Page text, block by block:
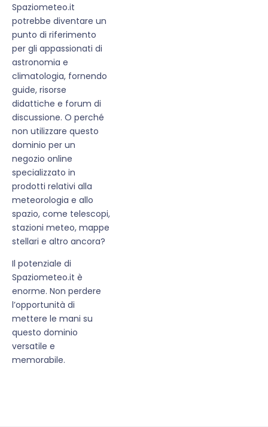
Spaziometeo.it
potrebbe diventare un
punto di riferimento
per gli appassionati di
astronomia e
climatologia, fornendo
guide, risorse
didattiche e forum di
discussione. O perché
non utilizzare questo
dominio per un
negozio online
specializzato in
prodotti relativi alla
meteorologia e allo
spazio, come telescopi,
stazioni meteo, mappe
stellari e altro ancora?
Il potenziale di
Spaziometeo.it è
enorme. Non perdere
l’opportunità di
mettere le mani su
questo dominio
versatile e
memorabile.